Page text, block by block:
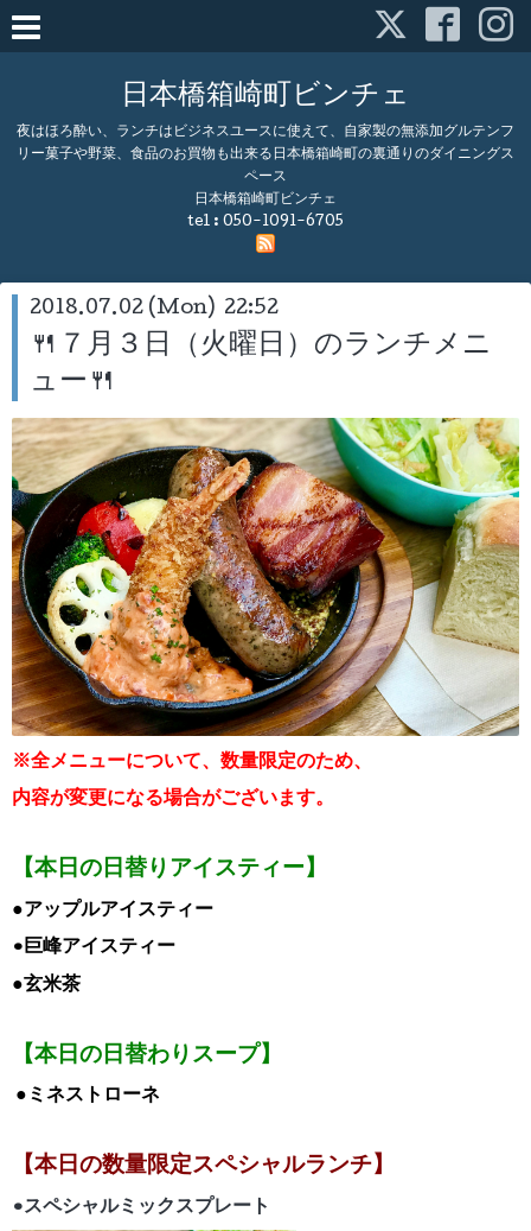
日本橋箱崎町ビンチェ
夜はほろ酔い、ランチはビジネスユースに使えて、自家製の無添加グルテンフ
リー菓子や野菜、食品のお買物も出来る日本橋箱崎町の裏通りのダイニングス
ペース
日本橋箱崎町ビンチェ
tel : 050-1091-6705
2018.07.02 (Mon) 22:52
🍴７月３日（火曜日）のランチメニ
ュー🍴
※全メニューについて、数量限定のため、
内容が変更になる場合がございます。
【本日の日替りアイスティー】
●アップルアイスティー
•巨峰アイスティー
●玄米茶
【本日の日替わりスープ】
●ミネストローネ
【本日の数量限定スペシャルランチ】
•スペシャルミックスプレート